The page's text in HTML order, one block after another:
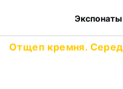
Экспонаты
Отщеп кремня.